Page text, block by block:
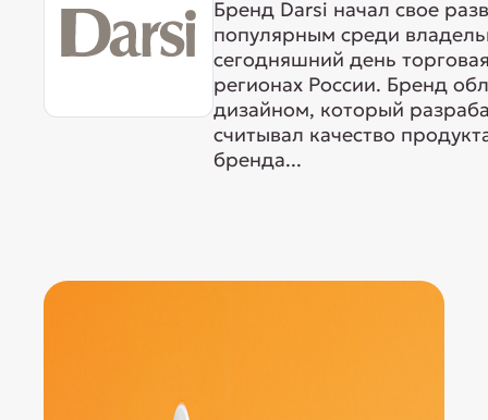
Бренд Darsi начал свое
популярным среди
сегодняшний день
регионах России. Бренд
дизайном, который
считывал качество
бренда...